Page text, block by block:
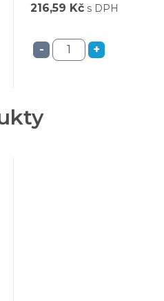
216,59 Kč s DPH
- +